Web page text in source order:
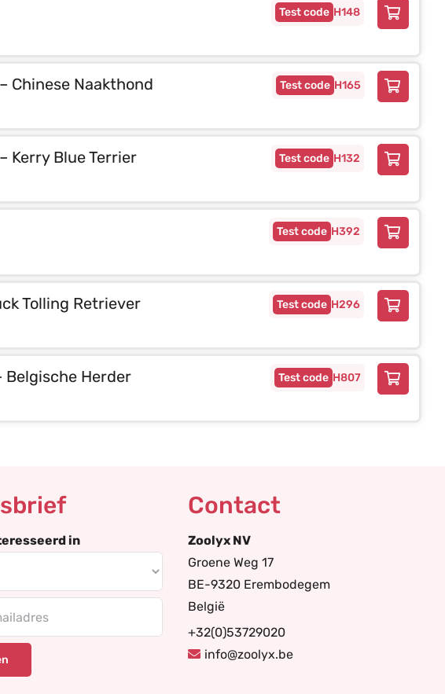
H148
H165
Chinese Naakthond
H132
Kerry Blue Terrier
H392
H296
Tolling Retriever
H807
Herder
in
Contact
Zoolyx NV
Groene Weg 17
BE-9320 Erembodegem
België
+32(0)53729020
info@zoolyx.be